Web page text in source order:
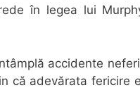
în legea lui
accidente
că adevărata